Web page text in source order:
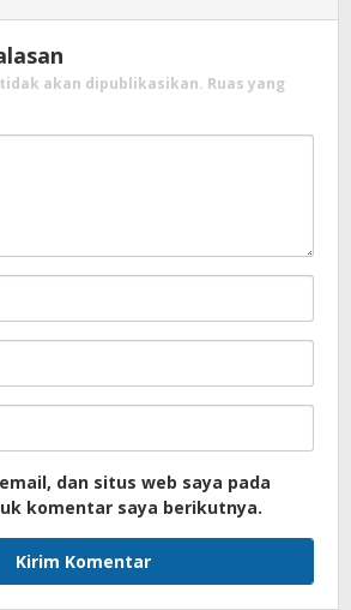
akan dipublikasikan. Ruas yang
dan situs web saya pada
komentar saya berikutnya.